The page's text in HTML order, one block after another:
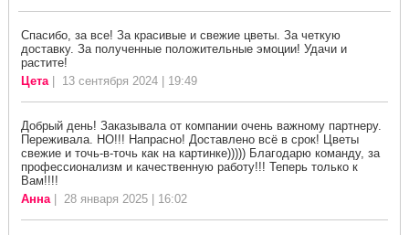
Спасибо, за все! За красивые и свежие цветы. За четкую
доставку. За полученные положительные эмоции! Удачи и
растите!
Цета| 13 сентября 2024 | 19:49
Добрый день! Заказывала от компании очень важному партнеру.
Переживала. НО!!! Напрасно! Доставлено всё в срок! Цветы
свежие и точь-в-точь как на картинке))))) Благодарю команду, за
профессионализм и качественную работу!!! Теперь только к
Вам!!!!
Анна| 28 января 2025 | 16:02